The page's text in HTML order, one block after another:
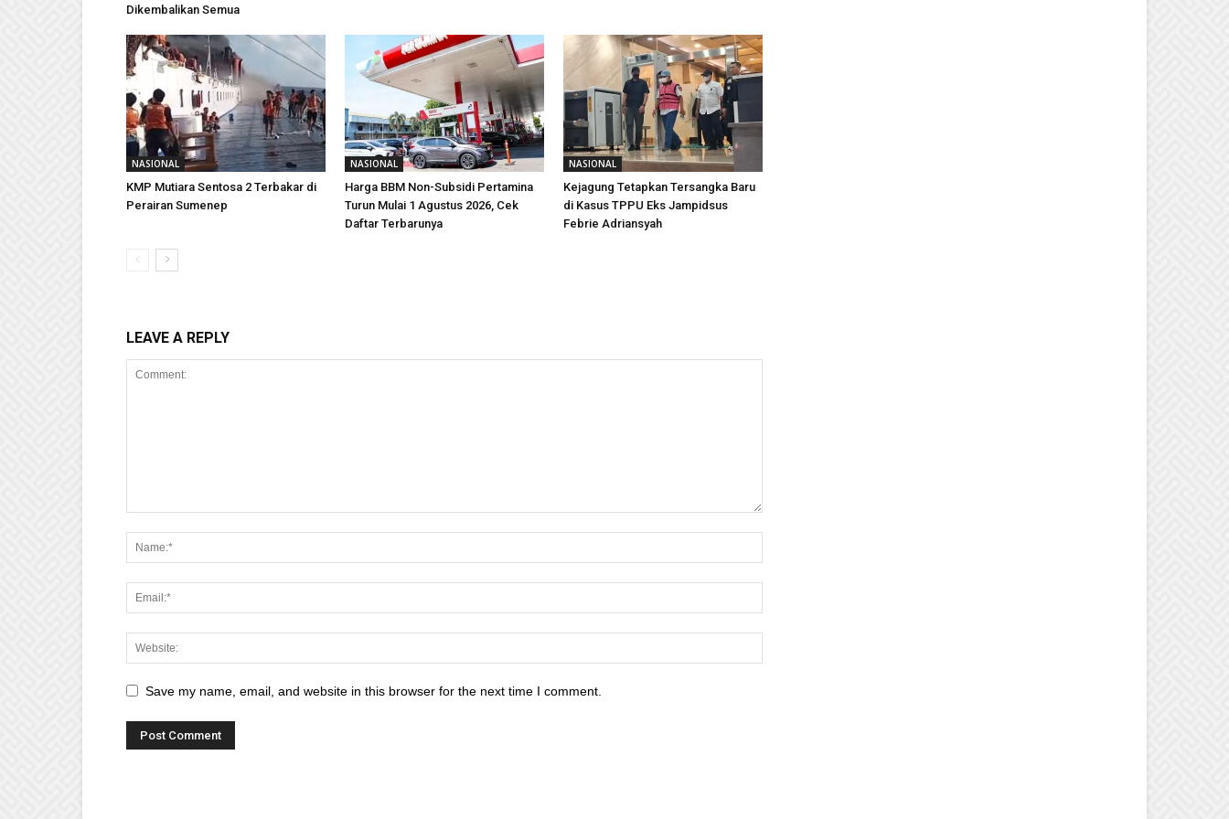
Dikembalikan Semua
NASIONAL
KMP Mutiara Sentosa 2 Terbakar di
Perairan Sumenep
NASIONAL
Harga BBM Non-Subsidi Pertamina
Turun Mulai 1 Agustus 2026, Cek
Daftar Terbarunya
NASIONAL
Kejagung Tetapkan Tersangka Baru
di Kasus TPPU Eks Jampidsus
Febrie Adriansyah
LEAVE A REPLY
Save my name, email, and website in this browser for the next time I comment.